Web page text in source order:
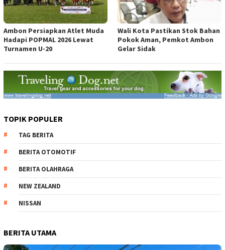
Ambon Persiapkan Atlet Muda
Hadapi POPMAL 2026 Lewat
Turnamen U-20
Wali Kota Pastikan Stok Bahan
Pokok Aman, Pemkot Ambon
Gelar Sidak
TOPIK POPULER
TAG BERITA
BERITA OTOMOTIF
BERITA OLAHRAGA
NEW ZEALAND
NISSAN
BERITA UTAMA